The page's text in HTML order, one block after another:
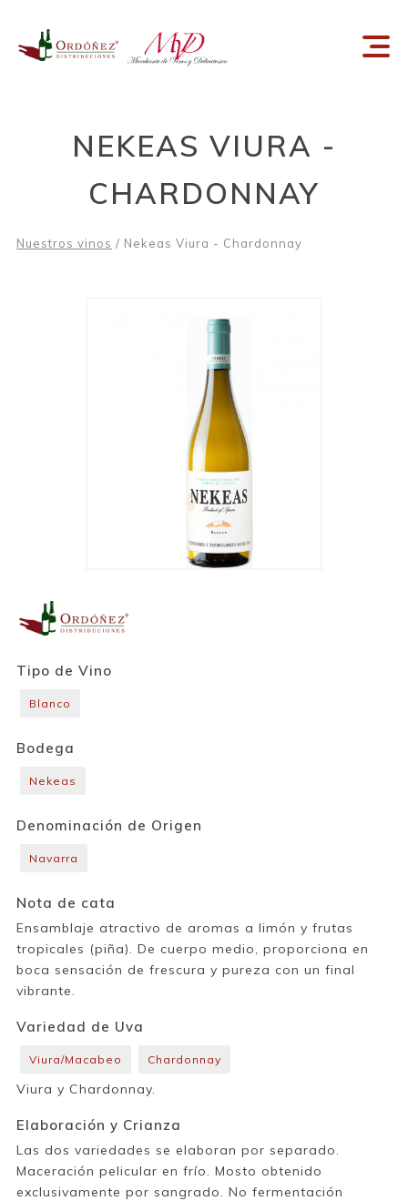
Sobre Nosotros
Contacto
NEKEAS VIURA -
CHARDONNAY
Nuestros vinos / Nekeas Viura - Chardonnay
Tipo de Vino
Blanco
Bodega
Nekeas
Denominación de Origen
Navarra
Nota de cata
Ensamblaje atractivo de aromas a limón y frutas
tropicales (piña). De cuerpo medio, proporciona en
boca sensación de frescura y pureza con un final
vibrante.
Variedad de Uva
Viura/Macabeo Chardonnay
Viura y Chardonnay.
Elaboración y Crianza
Las dos variedades se elaboran por separado.
Maceración pelicular en frío. Mosto obtenido
exclusivamente por sangrado. No fermentación